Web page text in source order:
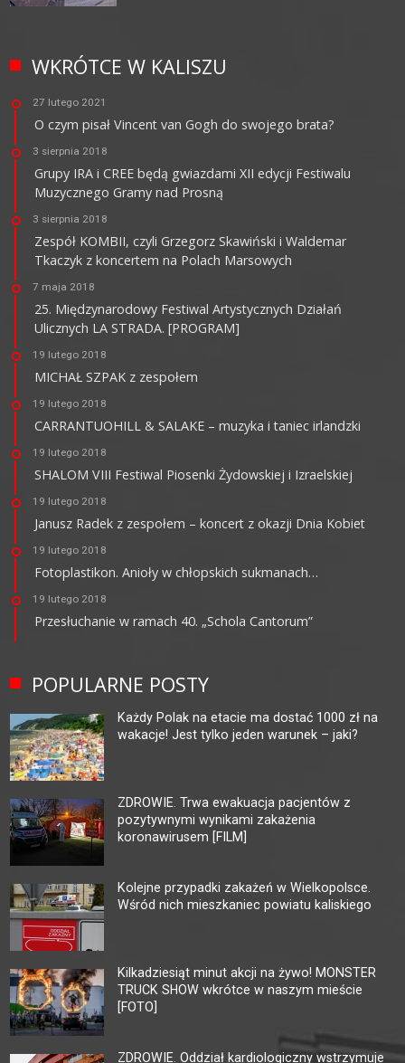
WKRÓTCE W KALISZU
27 lutego 2021
O czym pisał Vincent van Gogh do swojego brata?
3 sierpnia 2018
Grupy IRA i CREE będą gwiazdami XII edycji Festiwalu
Muzycznego Gramy nad Prosną
3 sierpnia 2018
Zespół KOMBII, czyli Grzegorz Skawiński i Waldemar
Tkaczyk z koncertem na Polach Marsowych
7 maja 2018
25. Międzynarodowy Festiwal Artystycznych Działań
Ulicznych LA STRADA. [PROGRAM]
19 lutego 2018
MICHAŁ SZPAK z zespołem
19 lutego 2018
CARRANTUOHILL & SALAKE – muzyka i taniec irlandzki
19 lutego 2018
SHALOM VIII Festiwal Piosenki Żydowskiej i Izraelskiej
19 lutego 2018
Janusz Radek z zespołem – koncert z okazji Dnia Kobiet
19 lutego 2018
Fotoplastikon. Anioły w chłopskich sukmanach…
19 lutego 2018
Przesłuchanie w ramach 40. „Schola Cantorum”
POPULARNE POSTY
Każdy Polak na etacie ma dostać 1000 zł na
wakacje! Jest tylko jeden warunek – jaki?
ZDROWIE. Trwa ewakuacja pacjentów z
pozytywnymi wynikami zakażenia
koronawirusem [FILM]
Kolejne przypadki zakażeń w Wielkopolsce.
Wśród nich mieszkaniec powiatu kaliskiego
Kilkadziesiąt minut akcji na żywo! MONSTER
TRUCK SHOW wkrótce w naszym mieście
[FOTO]
ZDROWIE. Oddział kardiologiczny wstrzymuje